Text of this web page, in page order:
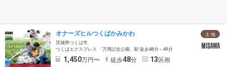
土 地
オナーズヒルつくばかみかわ
茨城県つくば市
つくばエクスプレス 「万博記念公園」駅 徒歩48分～49分
1,450万円〜 徒歩48分 13 区画